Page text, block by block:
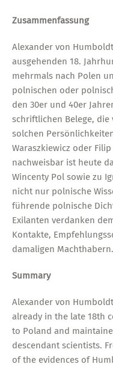
Zusammenfassung
Alexander von
ausgehenden 18.
mehrmals nach Polen
polnischen oder
den 30er und 40er
schriftlichen Belege, die
solchen
Waraszkiewicz oder
nachweisbar ist heute
Wincenty Pol sowie zu
nicht nur polnische
führende polnische
Exilanten verdanken
Kontakte,
damaligen Machthabern.
Summary
Alexander von
already in the late 18th
to Poland and
descendant scientists.
of the evidences of